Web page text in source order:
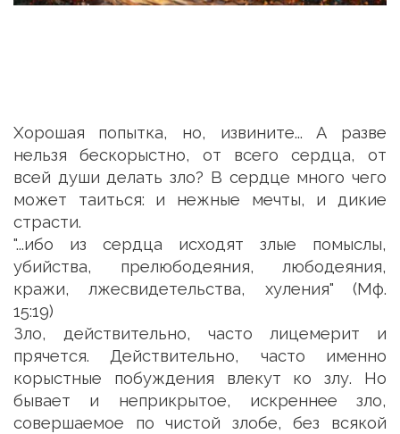
Хорошая попытка, но, извините... А разве
нельзя бескорыстно, от всего сердца, от
всей души делать зло? В сердце много чего
может таиться: и нежные мечты, и дикие
страсти.
"...ибо из сердца исходят злые помыслы,
убийства, прелюбодеяния, любодеяния,
кражи, лжесвидетельства, хуления" (Мф.
15:19)
Зло, действительно, часто лицемерит и
прячется. Действительно, часто именно
корыстные побуждения влекут ко злу. Но
бывает и неприкрытое, искреннее зло,
совершаемое по чистой злобе, без всякой